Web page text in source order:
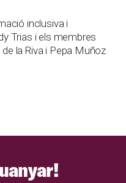
inclusiva i
Trias i els membres
la Riva i Pepa Muñoz